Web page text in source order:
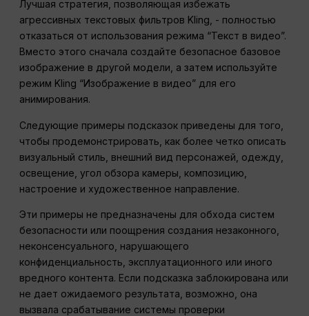
Лучшая стратегия, позволяющая избежать
агрессивных текстовых фильтров Kling, - полностью
отказаться от использования режима “Текст в видео”.
Вместо этого сначала создайте безопасное базовое
изображение в другой модели, а затем используйте
режим Kling “Изображение в видео” для его
анимирования.
Следующие примеры подсказок приведены для того,
чтобы продемонстрировать, как более четко описать
визуальный стиль, внешний вид персонажей, одежду,
освещение, угол обзора камеры, композицию,
настроение и художественное направление.
Эти примеры не предназначены для обхода систем
безопасности или поощрения создания незаконного,
неконсенсуального, нарушающего
конфиденциальность, эксплуатационного или иного
вредного контента. Если подсказка заблокирована или
не дает ожидаемого результата, возможно, она
вызвала срабатывание системы проверки